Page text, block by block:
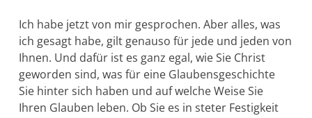
Ich habe jetzt von mir gesprochen. Aber alles, was
ich gesagt habe, gilt genauso für jede und jeden von
Ihnen. Und dafür ist es ganz egal, wie Sie Christ
geworden sind, was für eine Glaubensgeschichte
Sie hinter sich haben und auf welche Weise Sie
Ihren Glauben leben. Ob Sie es in steter Festigkeit